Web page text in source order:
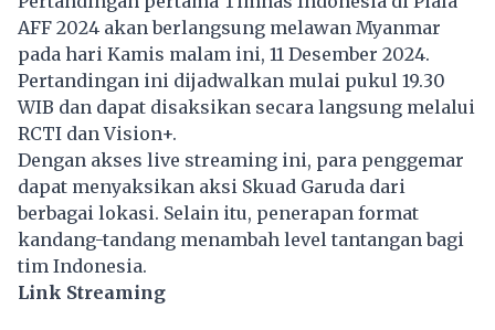
AFF 2024 akan berlangsung melawan Myanmar
pada hari Kamis malam ini, 11 Desember 2024.
Pertandingan ini dijadwalkan mulai pukul 19.30
WIB dan dapat disaksikan secara langsung melalui
RCTI dan Vision+.
Dengan akses live streaming ini, para penggemar
dapat menyaksikan aksi Skuad Garuda dari
berbagai lokasi. Selain itu, penerapan format
kandang-tandang menambah level tantangan bagi
tim Indonesia.
Link Streaming